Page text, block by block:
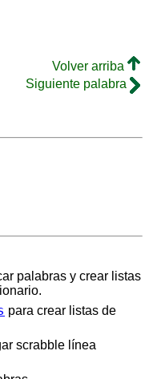
Volver arriba
Siguiente palabra
palabras y crear listas
para crear listas de
scrabble línea